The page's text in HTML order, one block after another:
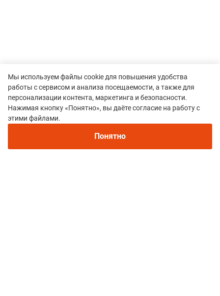
Все гонки
Рекомендуем
Непромокаемые кроссовки для бега зимой и
трейлраннинга 2026. Для города и
Мы используем файлы cookie для повышения удобства
работы с сервисом и анализа посещаемости, а также для
персонализации контента, маркетинга и безопасности.
Нажимая кнопку «Понятно», вы даёте согласие на работу с
этими файлами.
Понятно